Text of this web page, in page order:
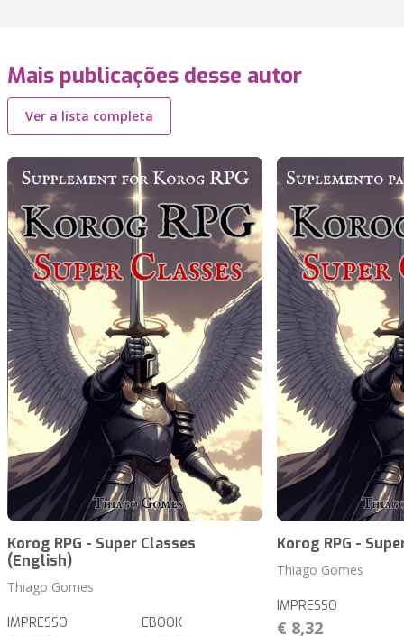
Mais publicações desse autor
Ver a lista completa
Korog RPG - Super Classes
(English)
Thiago Gomes
IMPRESSO EBOOK
Korog RPG -
Thiago Gomes
IMPRESSO
€ 8,32